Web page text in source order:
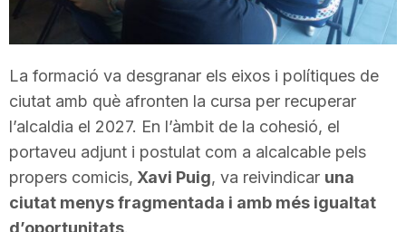
g
o
La formació va desgranar els eixos i polítiques de
ciutat amb què afronten la cursa per recuperar
l’alcaldia el 2027. En l’àmbit de la cohesió, el
portaveu adjunt i postulat com a alcalcable pels
propers comicis, Xavi Puig, va reivindicar una
ciutat menys fragmentada i amb més igualtat
d’oportunitats.